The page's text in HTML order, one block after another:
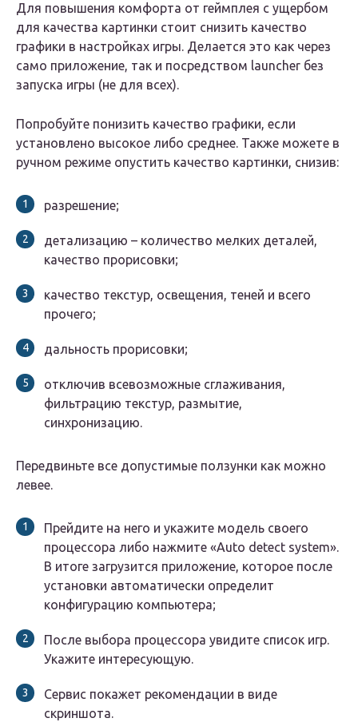
Для повышения комфорта от геймплея с ущербом
для качества картинки стоит снизить качество
графики в настройках игры. Делается это как через
само приложение, так и посредством launcher без
запуска игры (не для всех).
Попробуйте понизить качество графики, если
установлено высокое либо среднее. Также можете в
ручном режиме опустить качество картинки, снизив:
разрешение;
детализацию – количество мелких деталей,
качество прорисовки;
качество текстур, освещения, теней и всего
прочего;
дальность прорисовки;
отключив всевозможные сглаживания,
фильтрацию текстур, размытие,
синхронизацию.
Передвиньте все допустимые ползунки как можно
левее.
Прейдите на него и укажите модель своего
процессора либо нажмите «Auto detect system».
В итоге загрузится приложение, которое после
установки автоматически определит
конфигурацию компьютера;
После выбора процессора увидите список игр.
Укажите интересующую.
Сервис покажет рекомендации в виде
скриншота.